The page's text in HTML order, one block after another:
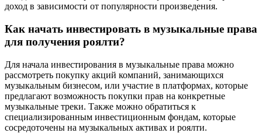
доход в зависимости от популярности произведения.
Как начать инвестировать в музыкальные права
для получения роялти?
Для начала инвестирования в музыкальные права можно
рассмотреть покупку акций компаний, занимающихся
музыкальным бизнесом, или участие в платформах, которые
предлагают возможность покупки прав на конкретные
музыкальные треки. Также можно обратиться к
специализированным инвестиционным фондам, которые
сосредоточены на музыкальных активах и роялти.